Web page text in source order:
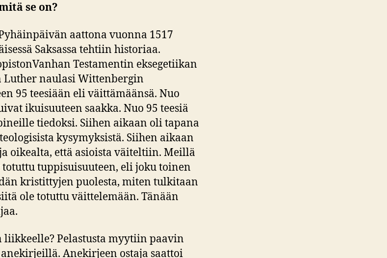
se on?
aattona vuonna 1517
Saksassa tehtiin historiaa.
Testamentin eksegetiikan
naulasi Wittenbergin
95 teesiään eli väittämäänsä. Nuo
ikuisuuteen saakka. Nuo 95 teesiä
tiedoksi. Siihen aikaan oli tapana
kysymyksistä. Siihen aikaan
oikealta, että asioista väiteltiin. Meillä
totuttu tuppisuisuuteen, eli joku toinen
kristittyjen puolesta, miten tulkitaan
ole totuttu väittelemään. Tänään
Pelastusta myytiin paavin
Anekirjeen ostaja saattoi